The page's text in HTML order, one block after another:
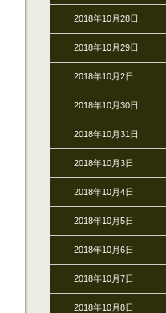
2018年10月28日
2018年10月29日
2018年10月2日
2018年10月30日
2018年10月31日
2018年10月3日
2018年10月4日
2018年10月5日
2018年10月6日
2018年10月7日
2018年10月8日